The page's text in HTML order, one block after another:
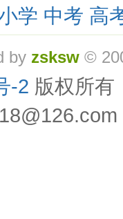
学 中考 高
by zsksw©
-2 版权所有